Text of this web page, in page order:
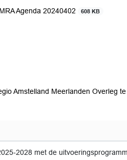
Agenda 20240402 608 KB
Amstelland Meerlanden Overleg te
2028 met de